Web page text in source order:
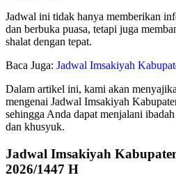
Jadwal ini tidak hanya memberikan
dan berbuka puasa, tetapi juga
shalat dengan tepat.
Baca Juga: Jadwal Imsakiyah
Dalam artikel ini, kami akan
mengenai Jadwal Imsakiyah
sehingga Anda dapat menjalani
dan khusyuk.
Jadwal Imsakiyah
2026/1447 H